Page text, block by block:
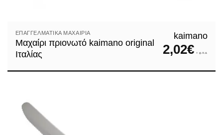
ΕΠΑΓΓΕΛΜΑΤΙΚΆ ΜΑΧΑΊΡΙΑ
Μαχαίρι πριονωτό kaimano original
Ιταλίας
kaimano
2,02€ + φ.π.α.